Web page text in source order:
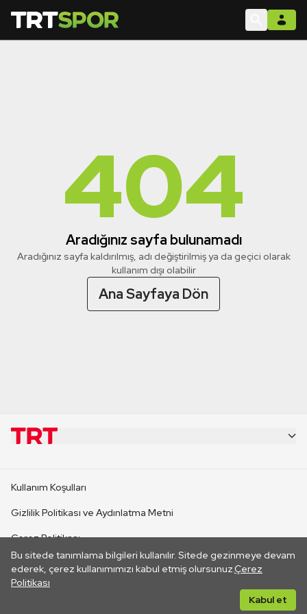
404
Aradığınız sayfa bulunamadı
Aradığınız sayfa kaldırılmış, adı değiştirilmiş ya da geçici olarak
kullanım dışı olabilir
Ana Sayfaya Dön
Bu sitede tanımlama bilgileri kullanılır. Sitede gezinmeye devam
ederek, çerez kullanımımızı kabul etmiş olursunuz.Çerez
Politikası
Kabul et
CANLI YAYINLAR
Kullanım Koşulları
Gizlilik Politikası ve Aydınlatma Metni
Çerez Politikası
İletişim
Her hakkı saklıdır. ©2026 TRT. Bağlantı yoluyla gidilen dış